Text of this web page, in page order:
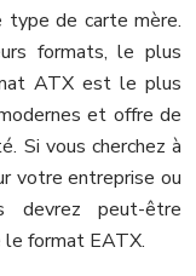
type de carte mère.
formats, le plus
ATX est le plus
et offre de
Si vous cherchez à
votre entreprise ou
devrez peut-être
le format EATX.